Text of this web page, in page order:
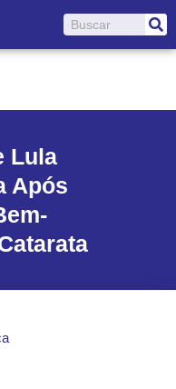
Pesquisar
Lula
Após